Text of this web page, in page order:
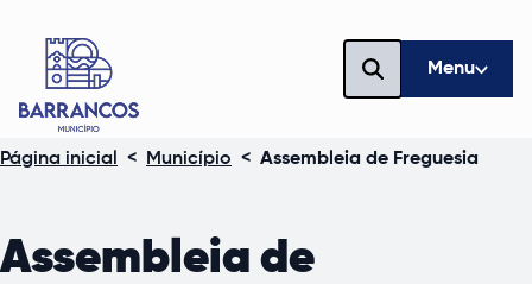
Menu
Página inicial < Município < Assembleia de Freguesia
Assembleia de